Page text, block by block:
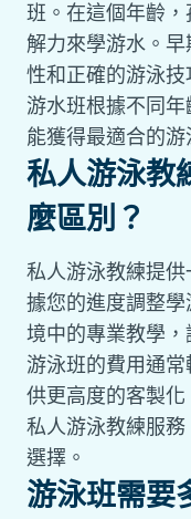
班。在這個年齡
解力來學游水。
性和正確的游泳
游水班根據不同
能獲得最適合的游
私人游泳教
麼區別？
私人游泳教練提
據您的進度調整
境中的專業教學，
游泳班的費用通
供更高度的客製
私人游泳教練服
選擇。
游泳班需要